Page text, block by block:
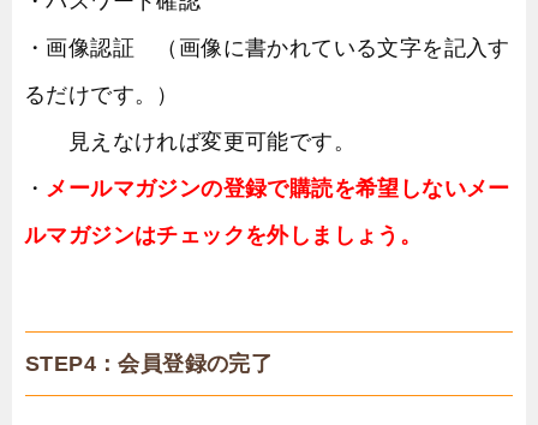
・画像認証 （画像に書かれている文字を記入す
るだけです。）
見えなければ変更可能です。
・ メールマガジンの登録で購読を希望しないメー
ルマガジンはチェックを外しましょう。
STEP4：会員登録の完了